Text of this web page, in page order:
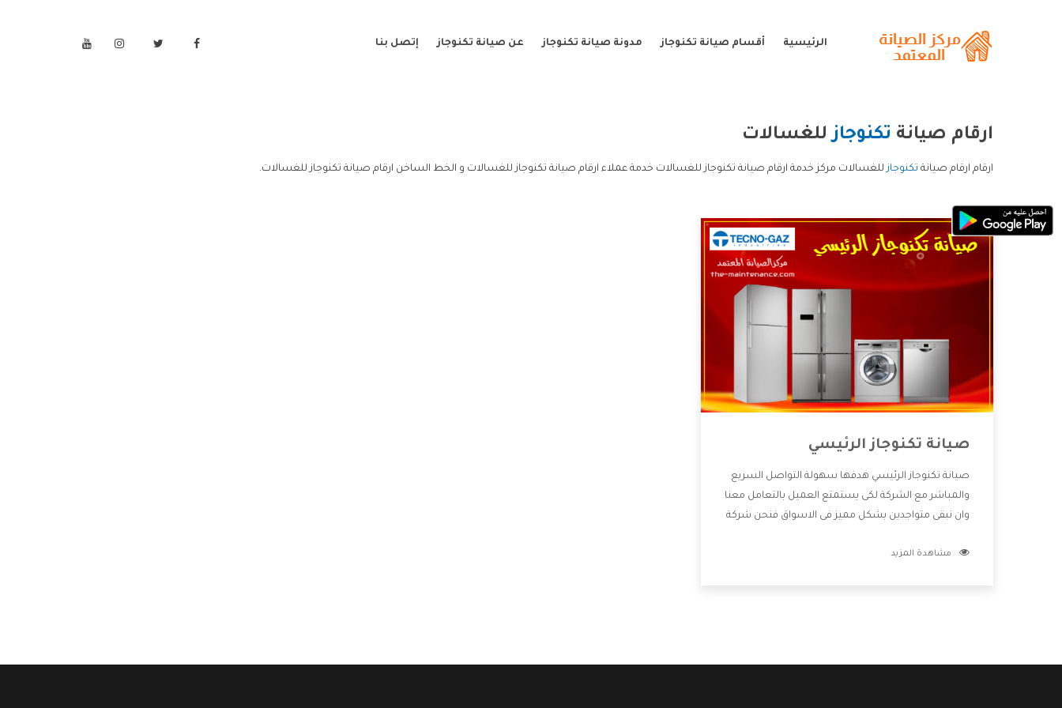
الرئيسية أقسام صيانة تكنوجاز مدونة صيانة تكنوجاز عن صيانة تكنوجاز إتصل بنا
ارقام صيانة تكنوجازللغسالات
ارقام ارقام صيانة تكنوجازللغسالات مركز خدمة ارقام صيانة تكنوجاز للغسالات خدمة عملاء ارقام صيانة تكنوجاز للغسالات و الخط الساخن ارقام صيانة تكنوجاز للغسالات.
صيانة تكنوجاز الرئيسي
صيانة تكنوجاز الرئيسي هدفها سهولة التواصل السريع
والمباشر مع الشركة لكى يستمتع العميل بالتعامل معنا
وان نبقى متواجدين بشكل مميز فى الاسواق فنحن شركة
بالخدمات التى تنفرد الشركة بها والتى تكون منها خدمة
مشاهدة المزيد